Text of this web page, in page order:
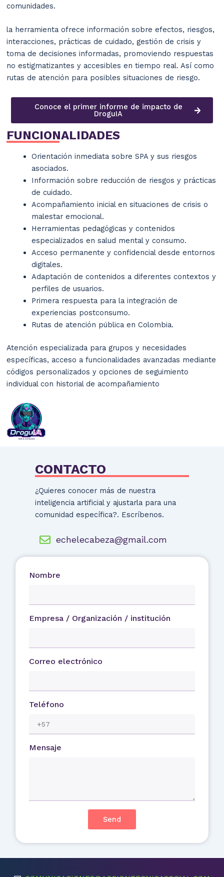
comunidades.
la herramienta ofrece información sobre efectos, riesgos,
interacciones, prácticas de cuidado, gestión de crisis y
toma de decisiones informadas, promoviendo respuestas
no estigmatizantes y accesibles en tiempo real. Así como
rutas de atención para posibles situaciones de riesgo.
Conoce el primer informe de impacto de
DroguIA
FUNCIONALIDADES
Orientación inmediata sobre SPA y sus riesgos
asociados.
Información sobre reducción de riesgos y prácticas
de cuidado.
Acompañamiento inicial en situaciones de crisis o
malestar emocional.
Herramientas pedagógicas y contenidos
especializados en salud mental y consumo.
Acceso permanente y confidencial desde entornos
digitales.
Adaptación de contenidos a diferentes contextos y
perfiles de usuarios.
Primera respuesta para la integración de
experiencias postconsumo.
Rutas de atención pública en Colombia.
Atención especializada para grupos y necesidades
específicas, acceso a funcionalidades avanzadas mediante
códigos personalizados y opciones de seguimiento
individual con historial de acompañamiento
CONTACTO
¿Quieres conocer más de nuestra
inteligencia artificial y ajustarla para una
comunidad específica?. Escríbenos.
echelecabeza@gmail.com
Nombre
Empresa / Organización / institución
Correo electrónico
Teléfono
Mensaje
Send